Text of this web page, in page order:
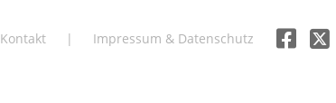
Kontakt Impressum & Datenschutz